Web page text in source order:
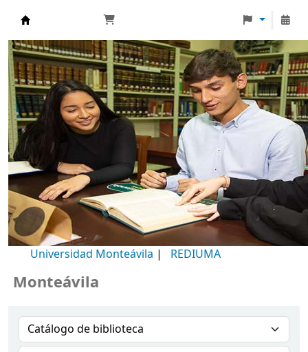
Biblioteca Universidad Monteávila
Universidad Monteávila | REDIUMA